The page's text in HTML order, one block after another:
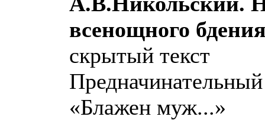
всенощного
скрытый текст
«Блажен муж...»